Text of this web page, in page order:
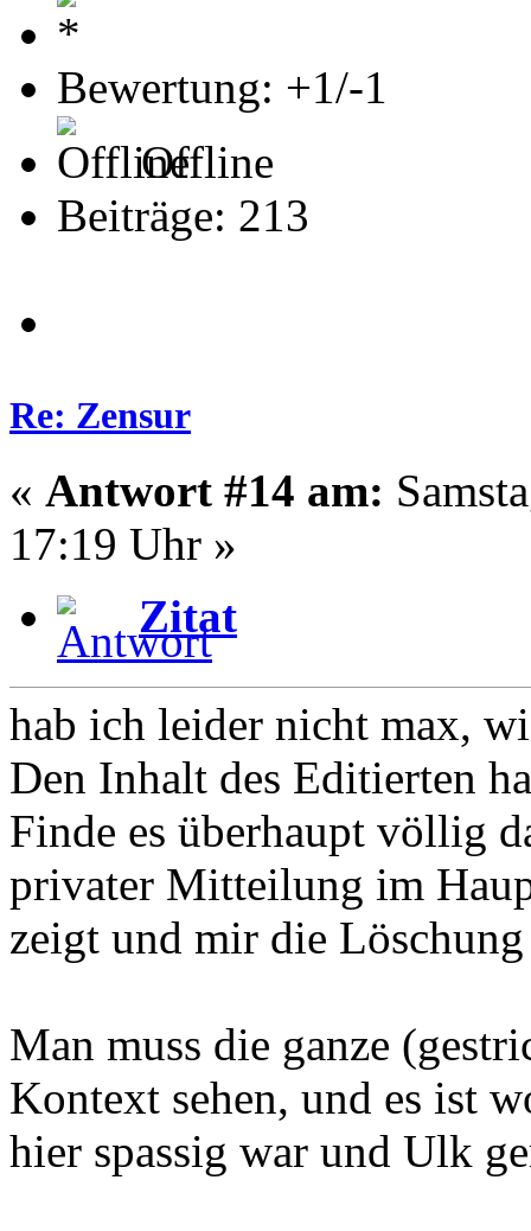
Bewertung: +1/-1
Offline
Beiträge: 213
Re: Zensur
« Antwort #14 am:
17:19 Uhr »
Zitat
hab ich leider nicht max,
Den Inhalt des Editierten
Finde es überhaupt völlig
privater Mitteilung im
zeigt und mir die
Man muss die ganze
Kontext sehen, und es ist
hier spassig war und Ulk